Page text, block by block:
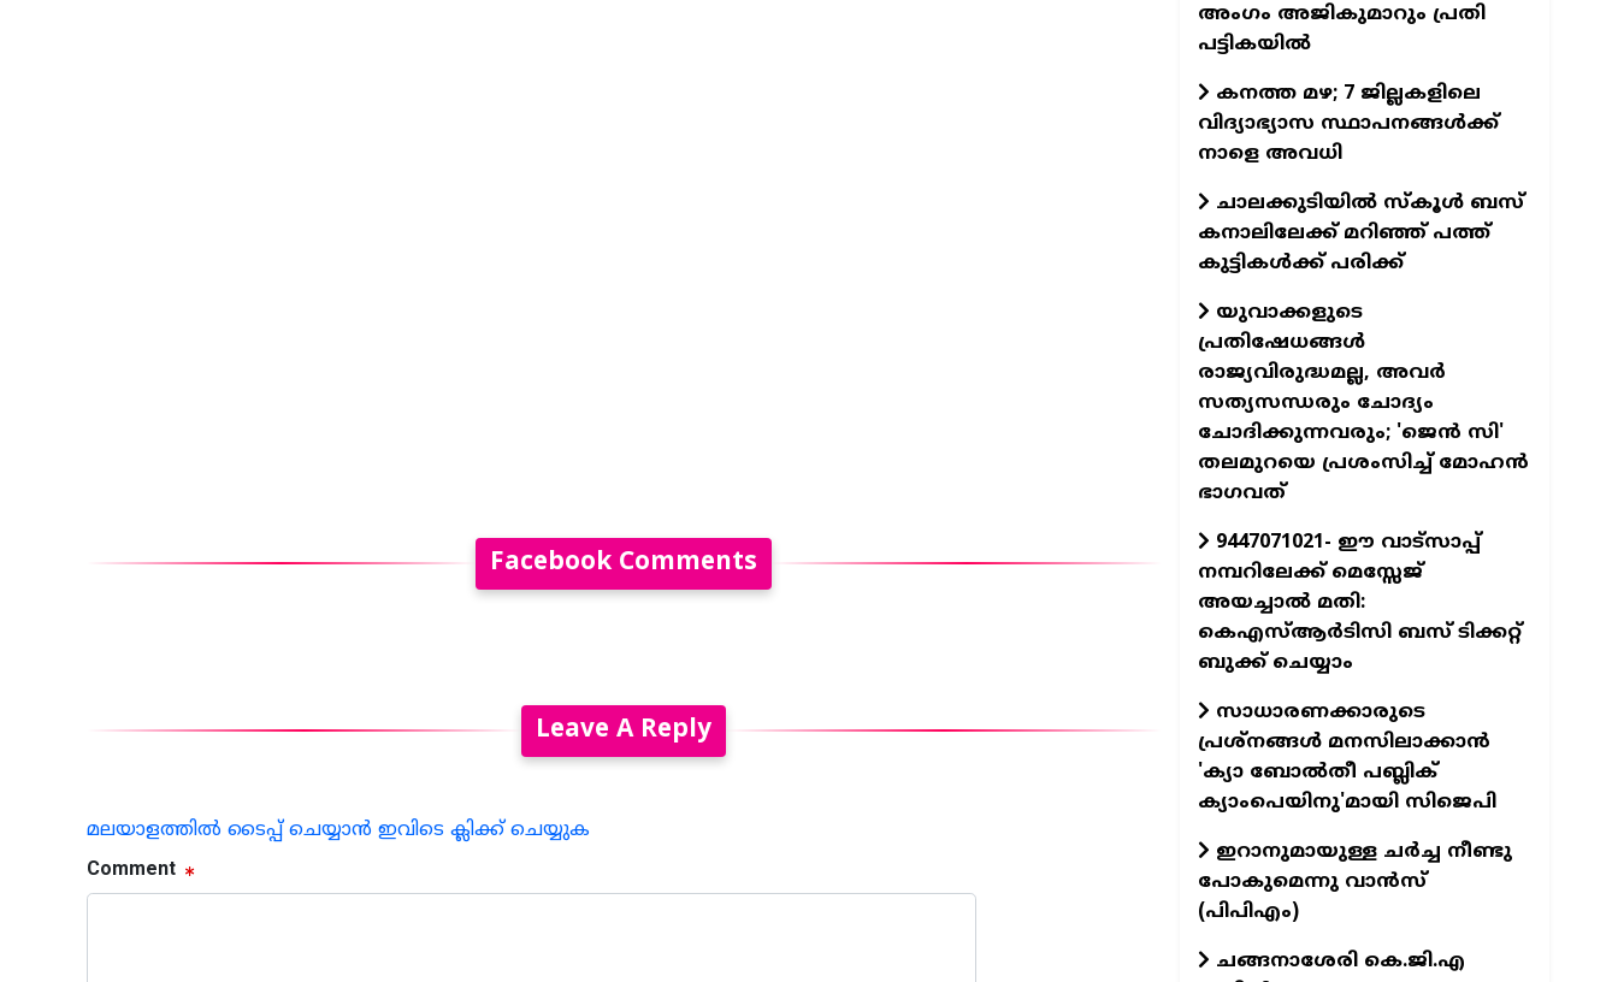
Facebook Comments
Leave A Reply
മലയാളത്തില്‍ ടൈപ്പ് ചെയ്യാന്‍ ഇവിടെ ക്ലിക്ക് ചെയ്യുക
Comment
അംഗം അജികുമാറും പ്രതി
പട്ടികയിൽ
കനത്ത മഴ; 7 ജില്ലകളിലെ
വിദ്യാഭ്യാസ സ്ഥാപനങ്ങള്‍ക്ക്
നാളെ അവധി
ചാലക്കുടിയില്‍ സ്‌കൂള്‍ ബസ്
കനാലിലേക്ക് മറിഞ്ഞ് പത്ത്
കുട്ടികള്‍ക്ക് പരിക്ക്
യുവാക്കളുടെ
പ്രതിഷേധങ്ങൾ
രാജ്യവിരുദ്ധമല്ല, അവർ
സത്യസന്ധരും ചോദ്യം
ചോദിക്കുന്നവരും; 'ജെൻ സി'
തലമുറയെ പ്രശംസിച്ച് മോഹൻ
ഭാഗവത്
9447071021- ഈ വാട്സാപ്പ്
നമ്പറിലേക്ക് മെസ്സേജ്
അയച്ചാൽ മതി:
കെഎസ്ആർടിസി ബസ് ടിക്കറ്റ്
ബുക്ക് ചെയ്യാം
സാധാരണക്കാരുടെ
പ്രശ്നങ്ങൾ മനസിലാക്കാൻ
'ക‍്യാ ബോൽതീ പബ്ലിക്
ക‍്യാംപെയിനു'മായി സിജെപി
ഇറാനുമായുള്ള ചർച്ച നീണ്ടു
പോകുമെന്നു വാൻസ്‌
(പിപിഎം)
ചങ്ങനാശേരി കെ.ജി.എ